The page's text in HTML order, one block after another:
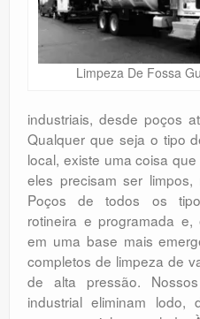
Limpeza De Fossa
industriais, desde poços
Qualquer que seja o tipo
local, existe uma coisa
eles precisam ser limpos,
Poços de todos os
rotineira e programada
em uma base mais
completos de limpeza de
de alta pressão.
industrial eliminam lodo,